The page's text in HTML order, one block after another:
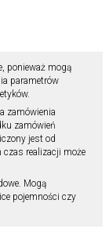
ponieważ mogą
parametrów
zamówienia
zamówień
jest od
realizacji może
Mogą
pojemności czy